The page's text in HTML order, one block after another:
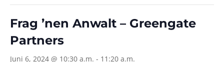
Frag ’nen Anwalt – Greengate
Partners
Juni 6, 2024 @ 10:30 a.m. - 11:20 a.m.